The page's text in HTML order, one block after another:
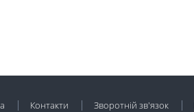
Контакти Зворотній зв'язок